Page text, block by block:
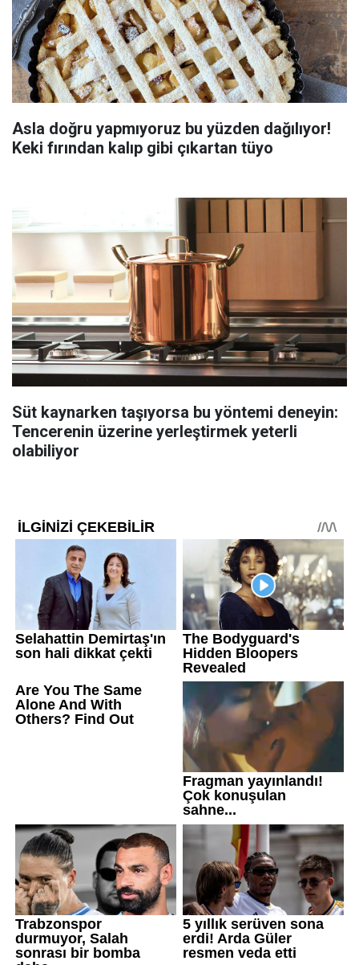
Asla doğru yapmıyoruz bu yüzden dağılıyor!
Keki fırından kalıp gibi çıkartan tüyo
Süt kaynarken taşıyorsa bu yöntemi deneyin:
Tencerenin üzerine yerleştirmek yeterli
olabiliyor